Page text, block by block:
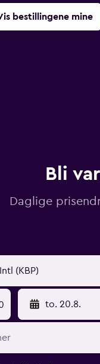
bestillingene mine
Bli
Daglige
to. 20.8.